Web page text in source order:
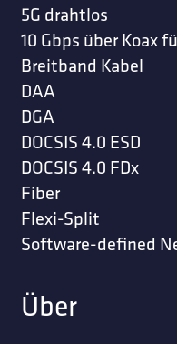
5G drahtlos
10 Gbps über Koax
Breitband Kabel
DAA
DGA
DOCSIS 4.0 ESD
DOCSIS 4.0 FDx
Fiber
Flexi-Split
Software-defined
Über